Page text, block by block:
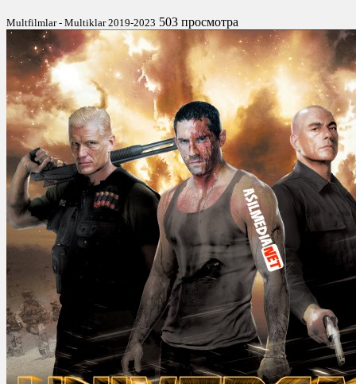
Multfilmlar - Multiklar 2019-2023 503 просмотра